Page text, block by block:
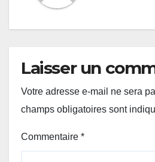
Laisser un
Votre adresse e-mail ne sera
champs obligatoires sont
Commentaire *